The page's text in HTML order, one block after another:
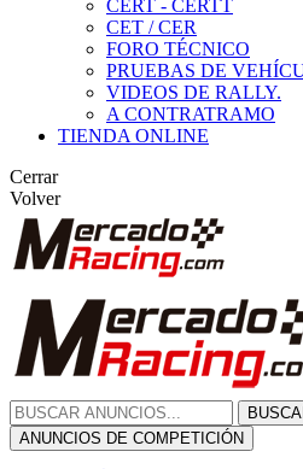
CERT - CERTT
CET / CER
FORO TÉCNICO
PRUEBAS DE
VIDEOS DE RALLY.
A CONTRATRAMO
TIENDA ONLINE
Cerrar
Volver
ANUNCIOS DE COMPETICIÓN